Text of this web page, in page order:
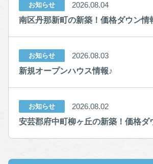
お知らせ
2026.08.04
南区丹那新町の新築！価格ダウン情
お知らせ
2026.08.03
新規オープンハウス情報♪
お知らせ
2026.08.02
安芸郡府中町柳ヶ丘の新築！価格ダ